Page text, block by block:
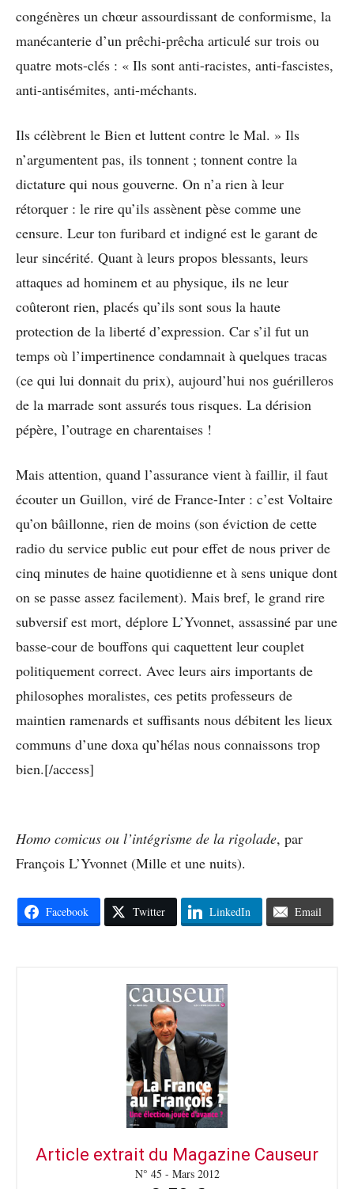
congénères un chœur assourdissant de conformisme, la
manécanterie d’un prêchi-prêcha articulé sur trois ou
quatre mots-clés : « Ils sont anti-racistes, anti-fascistes,
anti-antisémites, anti-méchants.
Ils célèbrent le Bien et luttent contre le Mal. » Ils
n’argumentent pas, ils tonnent ; tonnent contre la
dictature qui nous gouverne. On n’a rien à leur
rétorquer : le rire qu’ils assènent pèse comme une
censure. Leur ton furibard et indigné est le garant de
leur sincérité. Quant à leurs propos blessants, leurs
attaques ad hominem et au physique, ils ne leur
coûteront rien, placés qu’ils sont sous la haute
protection de la liberté d’expression. Car s’il fut un
temps où l’impertinence condamnait à quelques tracas
(ce qui lui donnait du prix), aujourd’hui nos guérilleros
de la marrade sont assurés tous risques. La dérision
pépère, l’outrage en charentaises !
Mais attention, quand l’assurance vient à faillir, il faut
écouter un Guillon, viré de France-Inter : c’est Voltaire
qu’on bâillonne, rien de moins (son éviction de cette
radio du service public eut pour effet de nous priver de
cinq minutes de haine quotidienne et à sens unique dont
on se passe assez facilement). Mais bref, le grand rire
subversif est mort, déplore L’Yvonnet, assassiné par une
basse-cour de bouffons qui caquettent leur couplet
politiquement correct. Avec leurs airs importants de
philosophes moralistes, ces petits professeurs de
maintien ramenards et suffisants nous débitent les lieux
communs d’une doxa qu’hélas nous connaissons trop
bien.[/access]
Homo comicus ou l’intégrisme de la rigolade, par
François L’Yvonnet (Mille et une nuits).
Facebook Twitter LinkedIn Email
Article extrait du Magazine Causeur
N° 45 - Mars 2012